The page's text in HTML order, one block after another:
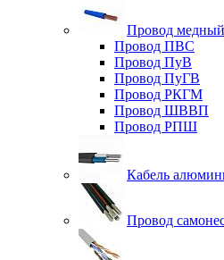
Провод медный
Провод ПВС
Провод ПуВ
Провод ПуГВ
Провод РКГМ
Провод ШВВП
Провод РПШ
Кабель
Провод